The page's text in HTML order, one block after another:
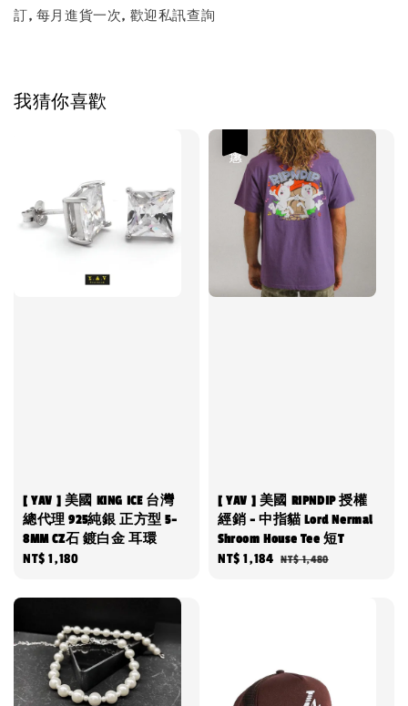
訂, 每月進貨一次, 歡迎私訊查詢
我猜你喜歡
[ YAV ] 美國 KING ICE 台灣
總代理 925純銀 正方型 5-
8MM CZ石 鍍白金 耳環
Regular
NT$ 1,180
[ YAV ] 美國 RIPNDIP 授權
經銷 - 中指貓 Lord Nermal
Shroom House Tee 短T
Sale
NT$ 1,184 Regular
NT$ 1,480